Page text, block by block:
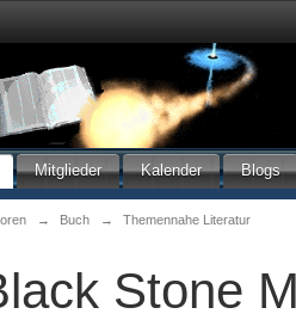
Mitglieder Kalender Blogs
→ Buch → Themennahe Literatur
Stone